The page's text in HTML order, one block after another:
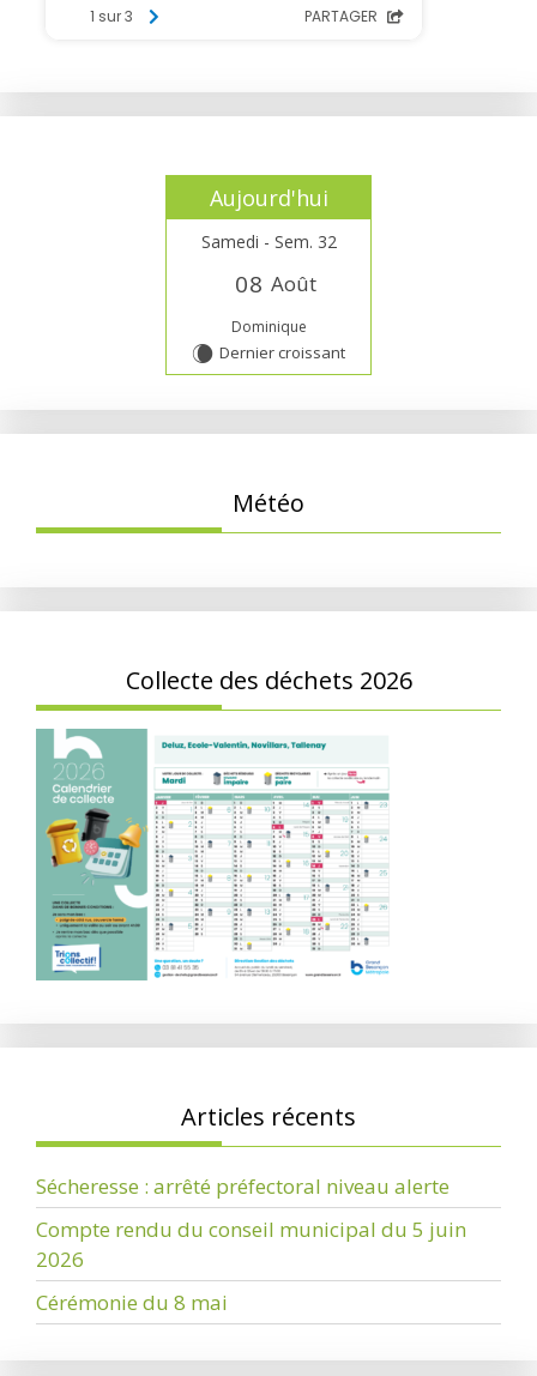
Aujourd'hui
Samedi - Sem. 32
08 Août
Dominique
W Dernier croissant
Météo
Collecte des déchets 2026
Articles récents
Sécheresse : arrêté préfectoral niveau alerte
Compte rendu du conseil municipal du 5 juin
2026
Cérémonie du 8 mai